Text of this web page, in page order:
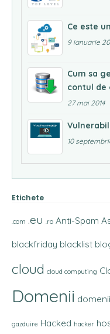
Ce este
9 ianuarie
Cum sa
contul de
27 mai 2014
10
Etichete
.com .eu .ro Anti-Spam
blackfriday blacklist
cloud cloud computing
Domenii
gazduire Hacked hacker